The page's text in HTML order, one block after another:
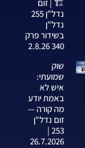
🏗️ | זום
נדל"ן 255
נדל"ן
בשידור פרק
340 2.8.26
שוק
שמועתי:
איש לא
באמת יודע
מה קורה —
זום נדל"ן
253 |
26.7.2026